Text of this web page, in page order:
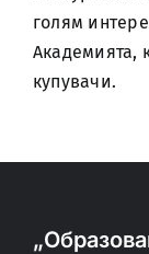
голям
Академията,
купувачи.